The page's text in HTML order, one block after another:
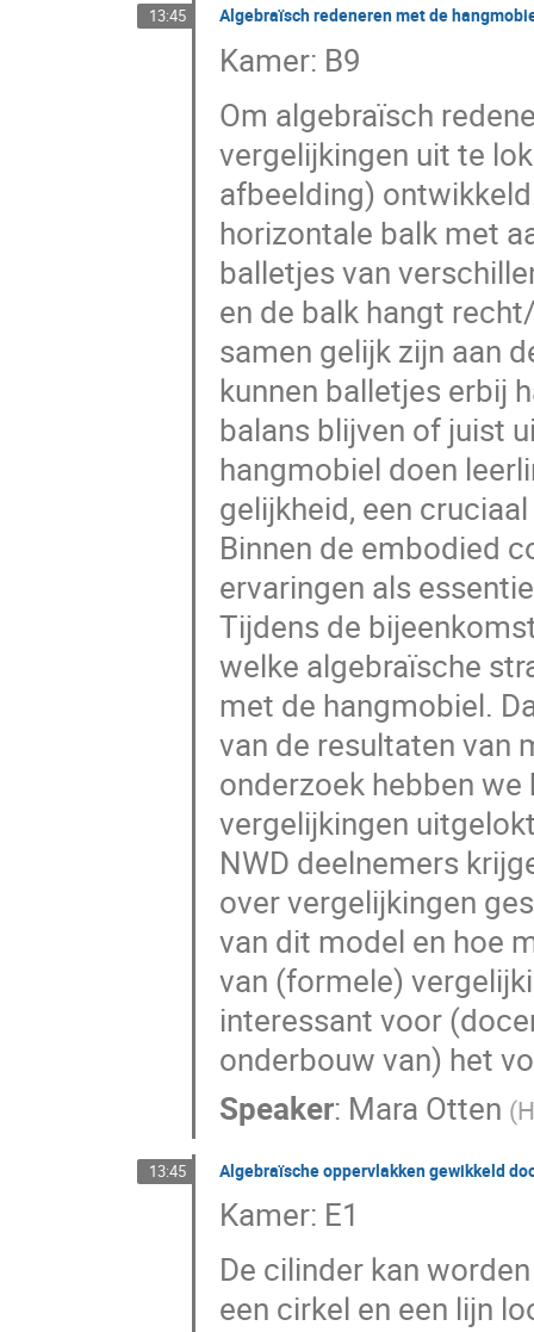
13:45 Algebraïsch redeneren met de
Kamer: B9
Om algebraïsch
vergelijkingen uit te
afbeelding)
horizontale balk met
balletjes van
en de balk hangt
samen gelijk zijn aan
kunnen balletjes erbij
balans blijven of juist
hangmobiel doen
gelijkheid, een
Binnen de embodied
ervaringen als
Tijdens de
welke algebraïsche
met de hangmobiel.
van de resultaten van
onderzoek hebben
vergelijkingen
NWD deelnemers
over vergelijkingen
van dit model en hoe
van (formele)
interessant voor
onderbouw van) het
Speaker: Mara Otten (
13:45 Algebraïsche oppervlakken gewikkeld
Kamer: E1
De cilinder kan
een cirkel en een lijn